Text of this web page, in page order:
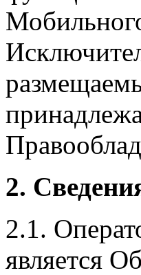
2.
2.1.
является